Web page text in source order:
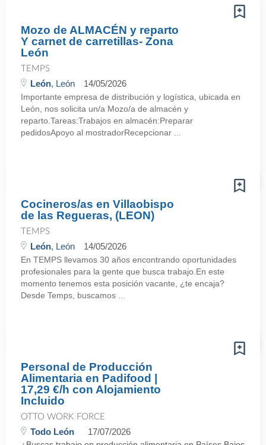
Mozo de ALMACÉN y reparto
Y carnet de carretillas- Zona
León
TEMPS
León, León 14/05/2026
Importante empresa de distribución y logística, ubicada en
León, nos solicita un/a Mozo/a de almacén y
reparto.Tareas:Trabajos en almacén:Preparar
pedidosApoyo al mostradorRecepcionar ...
Cocineros/as en Villaobispo
de las Regueras, (LEON)
TEMPS
León, León 14/05/2026
En TEMPS llevamos 30 años encontrando oportunidades
profesionales para la gente que busca trabajo.En este
momento tenemos esta posición vacante, ¿te encaja?
Desde Temps, buscamos ...
Personal de Producción
Alimentaria en Padifood |
17,29 €/h con Alojamiento
Incluido
OTTO WORK FORCE
Todo León 17/07/2026